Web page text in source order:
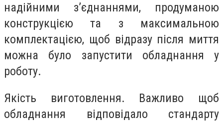
надійними з’єднаннями, продуманою
конструкцією та з максимальною
комплектацією, щоб відразу після миття
можна було запустити обладнання у
роботу.
Якість виготовлення. Важливо щоб
обладнання відповідало стандарту